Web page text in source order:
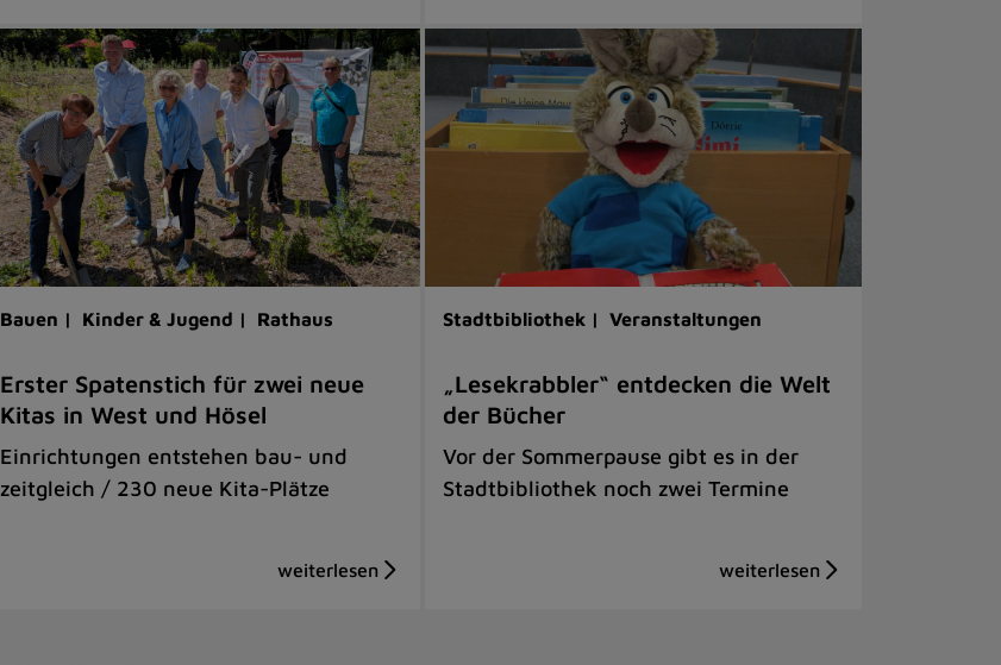
Bauen | Kinder & Jugend | Rathaus
Erster Spatenstich für zwei neue
Kitas in West und Hösel
Einrichtungen entstehen bau- und
zeitgleich / 230 neue Kita-Plätze
Stadtbibliothek | Veranstaltungen
„Lesekrabbler“ entdecken die Welt
der Bücher
Vor der Sommerpause gibt es in der
Stadtbibliothek noch zwei Termine